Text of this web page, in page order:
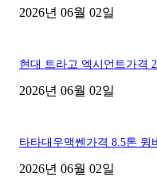
2026년 06월 02일
현대 트라고 엑시언트가격
2026년 06월 02일
타타대우맥쎈가격 8.5톤 윙
2026년 06월 02일